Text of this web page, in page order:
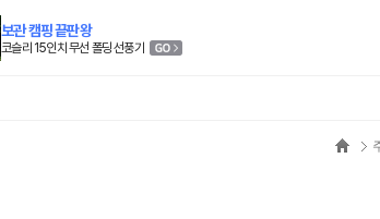
보관 캠핑 끝판왕
코슬리 15인치 무선 폴딩 선풍기